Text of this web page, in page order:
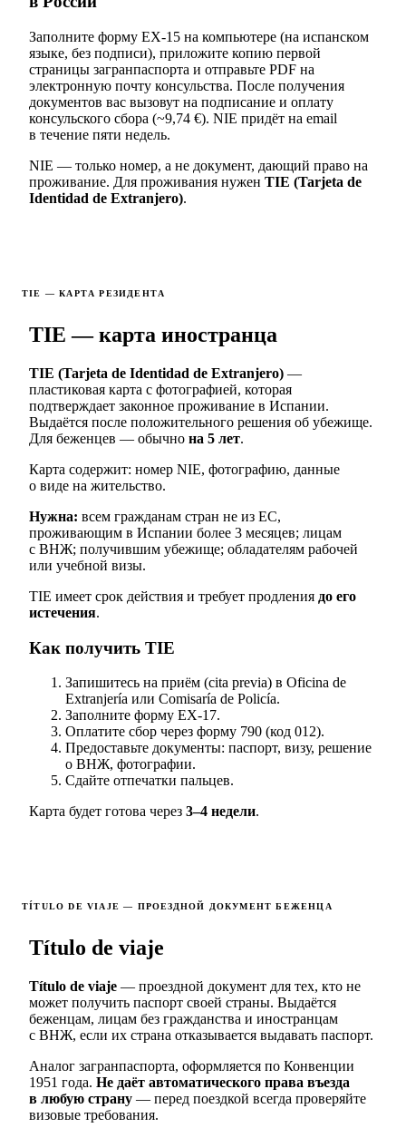
Заполните форму EX-15 на компьютере (на испанском
языке, без подписи), приложите копию первой
страницы загранпаспорта и отправьте PDF на
электронную почту консульства. После получения
документов вас вызовут на подписание и оплату
консульского сбора (~9,74 €). NIE придёт на email
в течение пяти недель.
NIE — только номер, а не документ, дающий право на
проживание. Для проживания нужен TIE (Tarjeta de
Identidad de Extranjero).
TIE — КАРТА РЕЗИДЕНТА
TIE — карта иностранца
TIE (Tarjeta de Identidad de Extranjero) —
пластиковая карта с фотографией, которая
подтверждает законное проживание в Испании.
Выдаётся после положительного решения об убежище.
Для беженцев — обычно на 5 лет.
Карта содержит: номер NIE, фотографию, данные
о виде на жительство.
Нужна: всем гражданам стран не из ЕС,
проживающим в Испании более 3 месяцев; лицам
с ВНЖ; получившим убежище; обладателям рабочей
или учебной визы.
TIE имеет срок действия и требует продления до его
истечения.
Как получить TIE
Запишитесь на приём (cita previa) в Oficina de
Extranjería или Comisaría de Policía.
Заполните форму EX-17.
Оплатите сбор через форму 790 (код 012).
Предоставьте документы: паспорт, визу, решение
о ВНЖ, фотографии.
Сдайте отпечатки пальцев.
Карта будет готова через 3–4 недели.
TÍTULO DE VIAJE — ПРОЕЗДНОЙ ДОКУМЕНТ БЕЖЕНЦА
Título de viaje
Título de viaje — проездной документ для тех, кто не
может получить паспорт своей страны. Выдаётся
беженцам, лицам без гражданства и иностранцам
с ВНЖ, если их страна отказывается выдавать паспорт.
Аналог загранпаспорта, оформляется по Конвенции
1951 года. Не даёт автоматического права въезда
в любую страну — перед поездкой всегда проверяйте
визовые требования.